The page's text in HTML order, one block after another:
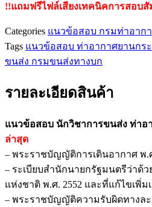
!!แถมฟรีไฟล์เสียงเทคนิคการสอบ
Categories แนวข้อสอบ กรมท่าอาก
Tags แนวข้อสอบ ท่าอากาศยานกร
ขนส่ง กรมขนส่งทางบก
รายละเอียดสินค้า
แนวข้อสอบ นักวิชาการขนส่ง ท่าอ
ล่าสุด
– พระราชบัญญัติการเดินอากาศ พ.
– ระเบียบสำนักนายกรัฐมนตรีว่าด้
แห่งชาติ พ.ศ. 2552 และที่แก้ไขเพิ่ม
– พระราชบัญญัติความรับผิดทางละ